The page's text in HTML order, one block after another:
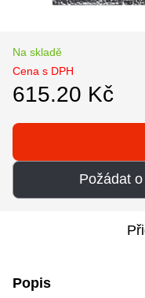
Na skladě
Cena s DPH
615.20 Kč
Požádat
Popis